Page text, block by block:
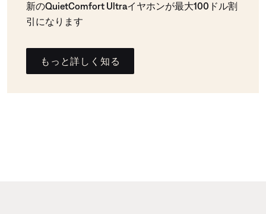
新のQuietComfort Ultraイヤホンが最大100ドル割
引になります
もっと詳しく知る